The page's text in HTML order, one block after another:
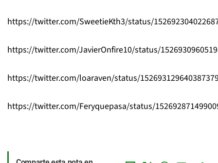
https://twitter.com/SweetieKth3/status/
https://twitter.com/JavierOnfire10/status/
https://twitter.com/loaraven/status/
https://twitter.com/Feryquepasa/status/